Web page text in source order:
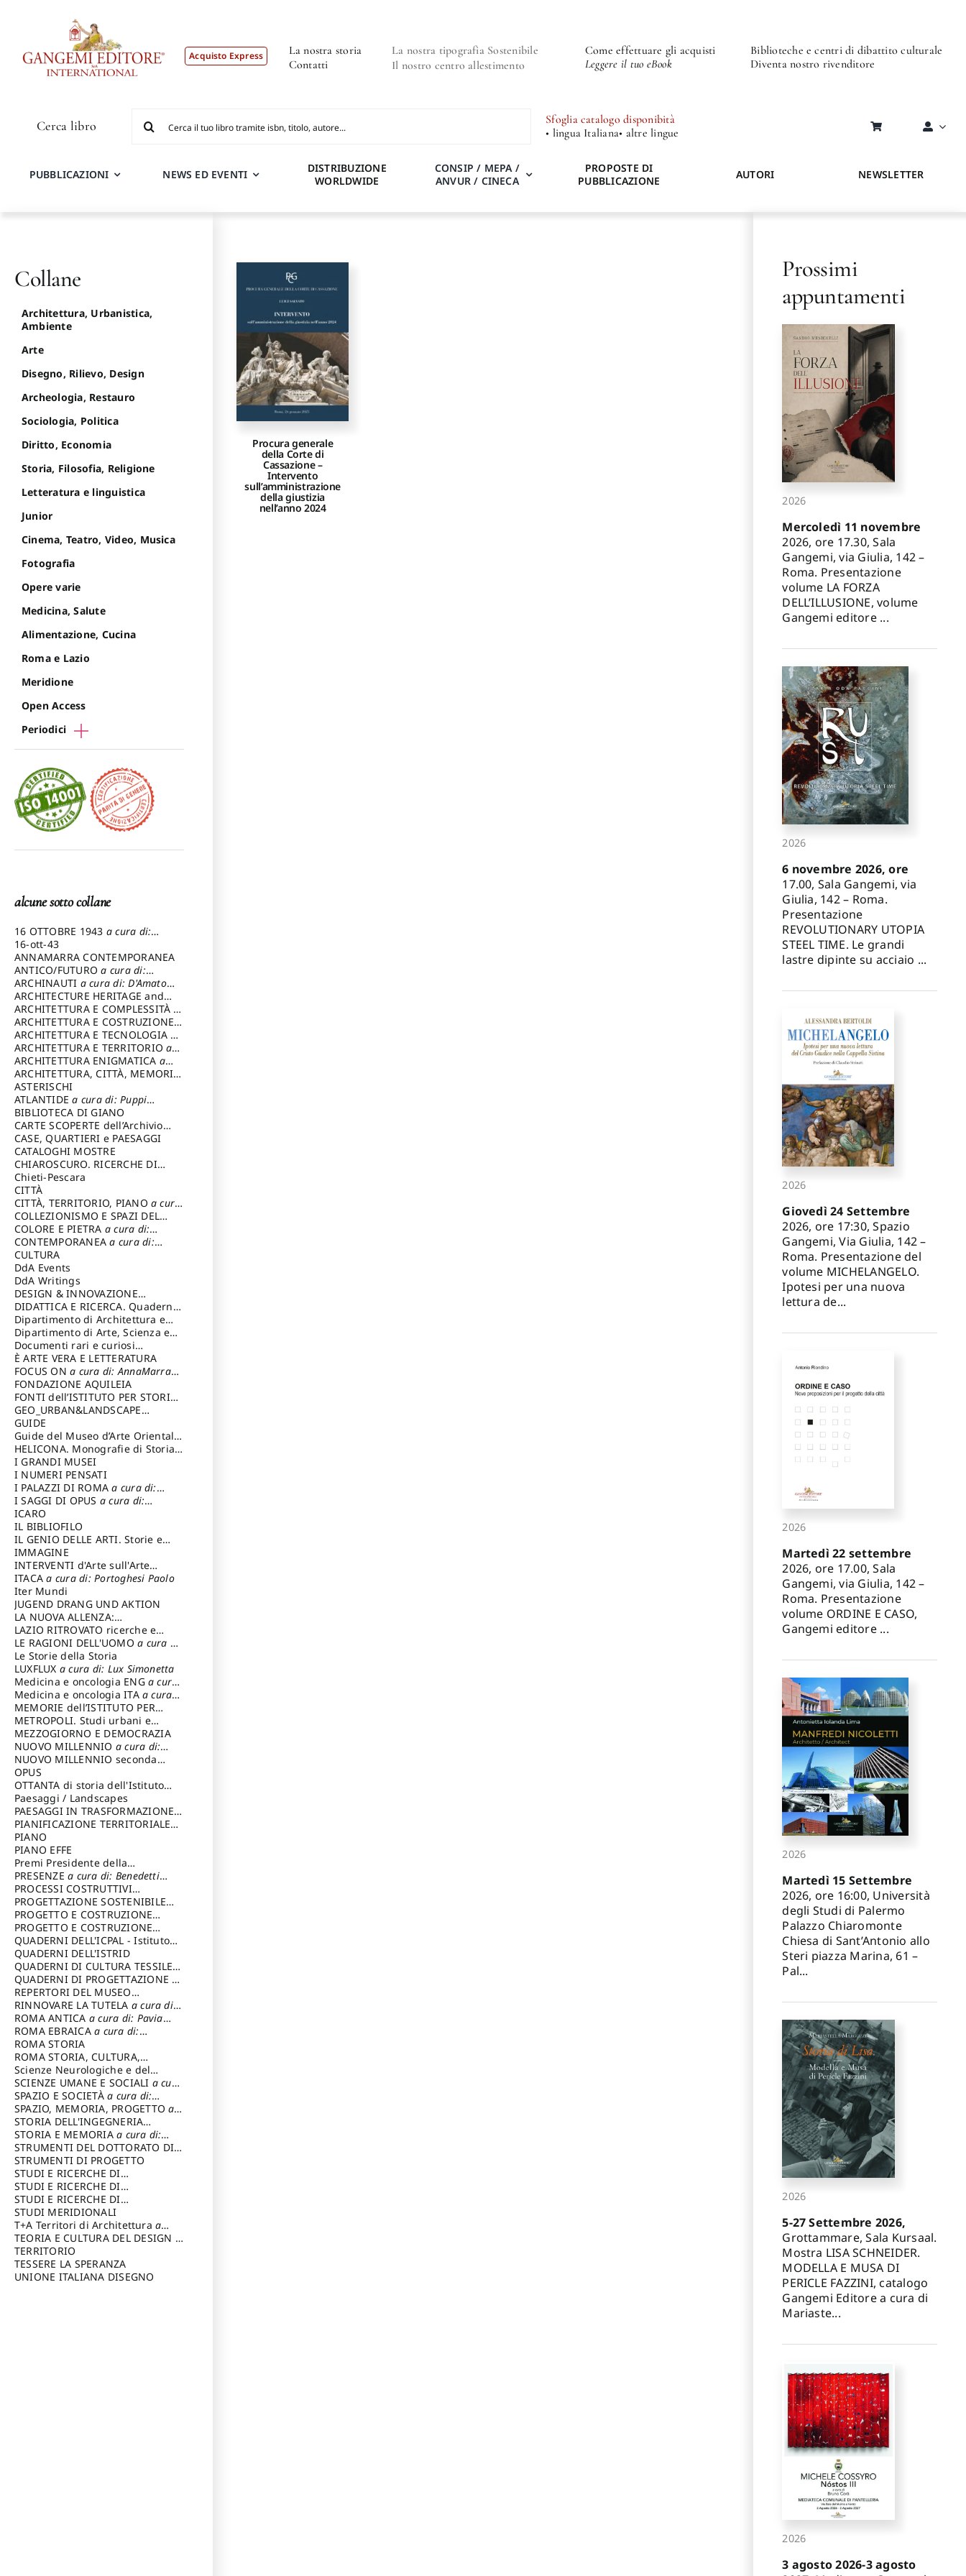
Acquisto Express
La nostra storia
Contatti
La nostra tipografia Sostenibile
Il nostro centro allestimento
Come effettuare gli acquisti
Leggere il tuo eBook
Biblioteche e centri di dibattito culturale
Diventa nostro rivenditore
Cerca libro
per:
Sfoglia catalogo disponibità
• lingua Italiana• altre lingue
PUBBLICAZIONI NEWS ED EVENTI
DISTRIBUZIONE
WORLDWIDE
CONSIP / MEPA /
ANVUR / CINECA
PROPOSTE DI
PUBBLICAZIONE
AUTORI NEWSLETTER
Procura generale
della Corte di
Cassazione –
Intervento
sull’amministrazione
della giustizia
nell’anno 2024
Collane
Architettura, Urbanistica,
Ambiente
Arte
Disegno, Rilievo, Design
Archeologia, Restauro
Sociologia, Politica
Diritto, Economia
Storia, Filosofia, Religione
Letteratura e linguistica
Junior
Cinema, Teatro, Video, Musica
Fotografia
Opere varie
Medicina, Salute
Alimentazione, Cucina
Roma e Lazio
Meridione
Open Access
Periodici
alcune sotto collane
16 OTTOBRE 1943 a cura di:
Pezzetti Marcello
16-ott-43
ANNAMARRA CONTEMPORANEA
ANTICO/FUTUROa cura di:
Varagnoli Claudio
ARCHINAUTI a cura di: D'Amato
Claudio
ARCHITECTURE HERITAGE and
DESIGN
ARCHITETTURA E COMPLESSITÀ a
cura di: Piva Antonio
ARCHITETTURA E COSTRUZIONEa
cura di: Poretti Sergio
ARCHITETTURA E TECNOLOGIA a
cura di: Carrara Gianfranco
ARCHITETTURA E TERRITORIOa
cura di: Pietrogrande Enrico
ARCHITETTURA ENIGMATICA a
cura di: Lenci Ruggero
ARCHITETTURA, CITTÀ, MEMORIA
a cura di: Valeriani Enrico
ASTERISCHI
ATLANTIDEa cura di: Puppi
Lionello
BIBLIOTECA DI GIANO
CARTE SCOPERTE dell’Archivio
Storico Capitolino
CASE, QUARTIERI e PAESAGGI
CATALOGHI MOSTRE
CHIAROSCURO. RICERCHE DI
STORIA E STORIA DELL'ARTE
cura di: Di Carpegna Falconieri
Tommaso
Chieti-Pescara
CITTÀ
CITTÀ, TERRITORIO, PIANO a cura
di: Imbesi Giuseppe
COLLEZIONISMO E SPAZI DEL
COLLEZIONISMO a cura di:
Magnani Lauro
COLORE E PIETRA a cura di:
Selvaggi Giuseppe
CONTEMPORANEAa cura di:
Gubinelli Luna
CULTURA
DdA Events
DdA Writings
DESIGN & INNOVAZIONE
TECNOLOGICAa cura di: Vallicelli
Andrea
DIDATTICA E RICERCA. Quaderni
della Scuola
Dipartimento di Architettura e
Analisi della Città Mediterranea
Dipartimento di Arte, Scienza e
Tecnica del Costuire
Documenti rari e curiosi
dall'Archivio Segreto
È ARTE VERA E LETTERATURA
FOCUS ONa cura di: AnnaMarra
Contemporanea
FONDAZIONE AQUILEIA
FONTI dell’ISTITUTO PER STORIA
DEL RISORGIMENTO
GEO_URBAN&LANDSCAPE
PLANNING (GULP)
Trusiani Elio
GUIDE
Guide del Museo d’Arte Orientale
“Giuseppe Tucci”
HELICONA. Monografie di Storia
dell'Artea cura di: Gallo Marco
I GRANDI MUSEI
I NUMERI PENSATI
I PALAZZI DI ROMAa cura di:
Ippoliti Alessandro
I SAGGI DI OPUS a cura di:
Scalesse Tommaso
ICARO
IL BIBLIOFILO
IL GENIO DELLE ARTI. Storie e
interpretazione
IMMAGINE
INTERVENTI d'Arte sull'Arte
dedicata alla cultura della
conservazione d’arte
Fondazione Paola Droghetti onlus
ITACAa cura di: Portoghesi Paolo
Iter Mundi
JUGEND DRANG UND AKTION
LA NUOVA ALLENZA:
ARCHITETTURA & AMBIENTE
LAZIO RITROVATO ricerche e
restauri
LE RAGIONI DELL'UOMOa cura di:
Lombardi Satriani Luigi
Le Storie della Storia
LUXFLUX a cura di: Lux Simonetta
Medicina e oncologia ENG a cura
di: Lopez Massimo
Medicina e oncologia ITA a cura
di: Lopez Massimo
MEMORIE dell’ISTITUTO PER
STORIA DEL RISORGIMENTO
METROPOLI. Studi urbani e
regionali
MEZZOGIORNO E DEMOCRAZIA
NUOVO MILLENNIO a cura di:
Capaldo Pellegrino
NUOVO MILLENNIO seconda
serie
Francesco
OPUS
OTTANTA di storia dell'Istituto
storia dell’Istitutoa cura di:
Cavalieri Patrizia
Paesaggi / Landscapes
PAESAGGI IN TRASFORMAZIONEa
cura di: Corti Enrico A.
PIANIFICAZIONE TERRITORIALE
URBANISTICA ED AMBIENTALE
cura di: Costa Enrico
PIANO
PIANO EFFE
Premi Presidente della
Repubblica
PRESENZEa cura di: Benedetti
Sandro
PROCESSI COSTRUTTIVI
DELL'ARCHITETTURAa cura di:
Ippoliti Alessandro
PROGETTAZIONE SOSTENIBILE
PARTECIPATA
PROGETTO E COSTRUZIONE
DELL’ARCHITETTURA
PROGETTO E COSTRUZIONE
SOSTENIBILE
QUADERNI DELL'ICPAL - Istituto
centrale per il restauro e la
conservazione del patrimonio
archivistico e librario
QUADERNI DELL'ISTRID
QUADERNI DI CULTURA TESSILEa
cura di: Crispolti Livia
QUADERNI DI PROGETTAZIONE a
cura di: Giura Longo Tommaso
REPERTORI DEL MUSEO
CENTRALE DEL RISORGIMENTOa
cura di: Pizzo Marco
RINNOVARE LA TUTELA a cura di:
Cicalò Enrico
ROMA ANTICA a cura di: Pavia
Carlo
ROMA EBRAICAa cura di:
Procaccia Claudio
ROMA STORIA
ROMA STORIA, CULTURA,
IMMAGINEa cura di: Fagiolo
Marcello
Scienze Neurologiche e del
Comportamento
SCIENZE UMANE E SOCIALI a cura
di: Iannizzi Salvatore
SPAZIO E SOCIETÀa cura di:
Cassetti Roberto
SPAZIO, MEMORIA, PROGETTOa
cura di: Rossi Massimo
STORIA DELL'INGEGNERIA
STRUTTURALE IN ITALIAa cura di:
Poretti Sergio
STORIA E MEMORIAa cura di:
Rossi Lauro
STRUMENTI DEL DOTTORATO DI
RICERCA IN RILIEVO E
RAPPRESENTAZIONE
DELL’ARCHITETTURA E
DELL’AMBIENTEa cura di: Migliari
Riccardo
STRUMENTI DI PROGETTO
STUDI E RICERCHE DI
ARCHEOLOGIA IN SICILIA
di: Pelagatti Paola
STUDI E RICERCHE DI
ARCHITETTURA del Dipartimento
di Architettura Università degli
Studi G. d' Annunzio
STUDI E RICERCHE DI
ARCHITETTURA del Dipartimento
di Architettura Università degli
Studi G. d' Annunzio, Chieti-
Pescaraa cura di: Fusero Paolo
STUDI MERIDIONALI
T+A Territori di Architetturaa
cura di: Ramazzotti Luigi
TEORIA E CULTURA DEL DESIGN a
cura di: Furlanis Giuseppe
TERRITORIO
TESSERE LA SPERANZA
UNIONE ITALIANA DISEGNO
Prossimi
appuntamenti
2026
Mercoledì 11 novembre
2026, ore 17.30, Sala
Gangemi, via Giulia, 142 –
Roma. Presentazione
volume LA FORZA
DELL’ILLUSIONE, volume
Gangemi editore ...
2026
6 novembre 2026, ore
17.00, Sala Gangemi, via
Giulia, 142 – Roma.
Presentazione
REVOLUTIONARY UTOPIA
STEEL TIME. Le grandi
lastre dipinte su acciaio ...
2026
Giovedì 24 Settembre
2026, ore 17:30, Spazio
Gangemi, Via Giulia, 142 –
Roma. Presentazione del
volume MICHELANGELO.
Ipotesi per una nuova
lettura de...
2026
Martedì 22 settembre
2026, ore 17.00, Sala
Gangemi, via Giulia, 142 –
Roma. Presentazione
volume ORDINE E CASO,
Gangemi editore ...
2026
Martedì 15 Settembre
2026, ore 16:00, Università
degli Studi di Palermo
Palazzo Chiaromonte
Chiesa di Sant’Antonio allo
Steri piazza Marina, 61 –
Pal...
2026
5-27 Settembre 2026,
Grottammare, Sala Kursaal.
Mostra LISA SCHNEIDER.
MODELLA E MUSA DI
PERICLE FAZZINI, catalogo
Gangemi Editore a cura di
Mariaste...
2026
3 agosto 2026-3 agosto